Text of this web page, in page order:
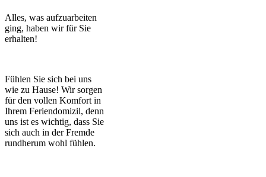
Alles, was aufzuarbeiten
ging, haben wir für Sie
erhalten!
Fühlen Sie sich bei uns
wie zu Hause! Wir sorgen
für den vollen Komfort in
Ihrem Feriendomizil, denn
uns ist es wichtig, dass Sie
sich auch in der Fremde
rundherum wohl fühlen.